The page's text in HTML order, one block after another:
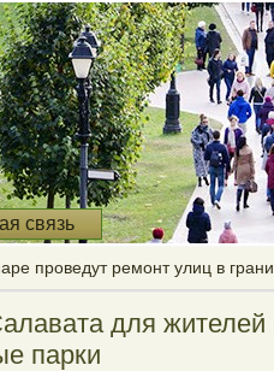
связь
проведут ремонт улиц в
для жителей
парки